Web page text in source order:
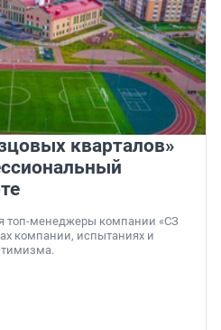
кварталов»
топ-менеджеры компании «СЗ
компании, испытаниях и